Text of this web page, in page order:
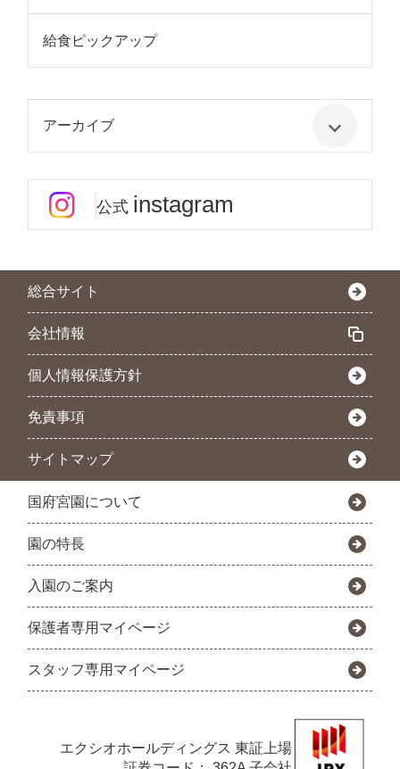
給食ピックアップ
アーカイブ
公式 instagram
総合サイト
会社情報
個人情報保護方針
免責事項
サイトマップ
国府宮園について
園の特長
入園のご案内
保護者専用マイページ
スタッフ専用マイページ
エクシオホールディングス 東証上場